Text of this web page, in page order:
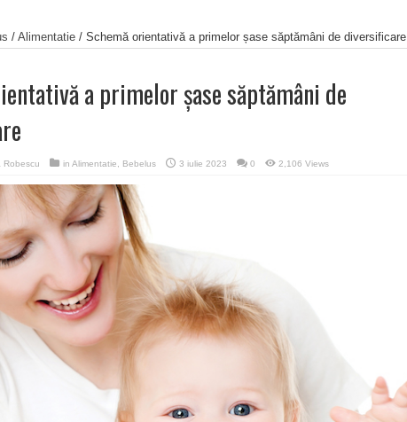
/ Alimentatie/ Schemă orientativă a primelor șase săptămâni de diversificare
a primelor șase săptămâni de
Robescu in Alimentatie Bebelus 3 iulie 2023 0 2,106 Views